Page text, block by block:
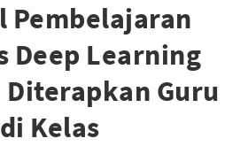
Pembelajaran
Deep Learning
Diterapkan Guru
di Kelas